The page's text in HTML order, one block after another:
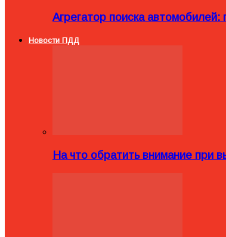
Агрегатор поиска
Новости ПДД
На что обратить внимание при